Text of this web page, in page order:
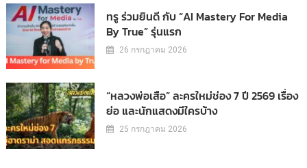
ทรู ร่วมยินดี กับ “AI Mastery For Media
By True” รุ่นแรก
26 กรกฎาคม 2026
“หลวงพ่อเสือ” ละครใหม่ช่อง 7 ปี 2569 เรื่อง
ย่อ และนักแสดงมีใครบ้าง
25 กรกฎาคม 2026